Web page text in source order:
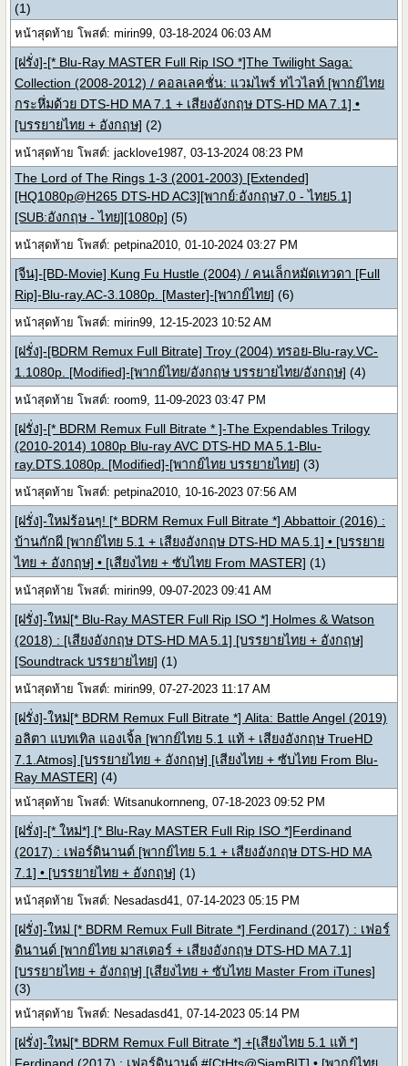
(1)
หน้าสุดท้าย โพสต์: mirin99, 03-18-2024 06:03 AM
[ฝรั่ง]-[* Blu-Ray MASTER Full Rip ISO *]The Twilight Saga:
Collection (2008-2012) / คอลเลคชั่น: แวมไพร์ ทไวไลท์ [พากย์ไทย
กระหึ่มด้วย DTS-HD MA 7.1 + เสียงอังกฤษ DTS-HD MA 7.1] •
[บรรยายไทย + อังกฤษ] (2)
หน้าสุดท้าย โพสต์: jacklove1987, 03-13-2024 08:23 PM
The Lord of The Rings 1-3 (2001-2003) [Extended]
[HQ1080p@H265 DTS-HD AC3][พากย์:อังกฤษ7.0 - ไทย5.1]
[SUB:อังกฤษ - ไทย][1080p] (5)
หน้าสุดท้าย โพสต์: petpina2010, 01-10-2024 03:27 PM
[จีน]-[BD-Movie] Kung Fu Hustle (2004) / คนเล็กหมัดเทวดา [Full
Rip]-Blu-ray.AC-3.1080p. [Master]-[พากย์ไทย] (6)
หน้าสุดท้าย โพสต์: mirin99, 12-15-2023 10:52 AM
[ฝรั่ง]-[BDRM Remux Full Bitrate] Troy (2004) ทรอย-Blu-ray.VC-
1.1080p. [Modified]-[พากย์ไทย/อังกฤษ บรรยายไทย/อังกฤษ] (4)
หน้าสุดท้าย โพสต์: room9, 11-09-2023 03:47 PM
[ฝรั่ง]-[* BDRM Remux Full Bitrate * ]-The Expendables Trilogy
(2010-2014) 1080p Blu-ray AVC DTS-HD MA 5.1-Blu-
ray.DTS.1080p. [Modified]-[พากย์ไทย บรรยายไทย] (3)
หน้าสุดท้าย โพสต์: petpina2010, 10-16-2023 07:56 AM
[ฝรั่ง]-ใหม่ร้อนๆ! [* BDRM Remux Full Bitrate *] Abbattoir (2016) :
บ้านกักผี [พากย์ไทย 5.1 + เสียงอังกฤษ DTS-HD MA 5.1] • [บรรยาย
ไทย + อังกฤษ] • [เสียงไทย + ซับไทย From MASTER] (1)
หน้าสุดท้าย โพสต์: mirin99, 09-07-2023 09:41 AM
[ฝรั่ง]-ใหม่[* Blu-Ray MASTER Full Rip ISO *] Holmes & Watson
(2018) : [เสียงอังกฤษ DTS-HD MA 5.1] [บรรยายไทย + อังกฤษ]
[Soundtrack บรรยายไทย] (1)
หน้าสุดท้าย โพสต์: mirin99, 07-27-2023 11:17 AM
[ฝรั่ง]-ใหม่[* BDRM Remux Full Bitrate *] Alita: Battle Angel (2019)
อลิตา แบทเทิล แองเจิ้ล [พากย์ไทย 5.1 แท้ + เสียงอังกฤษ TrueHD
7.1.Atmos] [บรรยายไทย + อังกฤษ] [เสียงไทย + ซับไทย From Blu-
Ray MASTER] (4)
หน้าสุดท้าย โพสต์: Witsanukornneng, 07-18-2023 09:52 PM
[ฝรั่ง]-[* ใหม่*] [* Blu-Ray MASTER Full Rip ISO *]Ferdinand
(2017) : เฟอร์ดินานด์ [พากย์ไทย 5.1 + เสียงอังกฤษ DTS-HD MA
7.1] • [บรรยายไทย + อังกฤษ] (1)
หน้าสุดท้าย โพสต์: Nesadasd41, 07-14-2023 05:15 PM
[ฝรั่ง]-ใหม่ [* BDRM Remux Full Bitrate *] Ferdinand (2017) : เฟอร์
ดินานด์ [พากย์ไทย มาสเตอร์ + เสียงอังกฤษ DTS-HD MA 7.1]
[บรรยายไทย + อังกฤษ] [เสียงไทย + ซับไทย Master From iTunes]
(3)
หน้าสุดท้าย โพสต์: Nesadasd41, 07-14-2023 05:14 PM
[ฝรั่ง]-ใหม่[* BDRM Remux Full Bitrate *] +[เสียงไทย 5.1 แท้ *]